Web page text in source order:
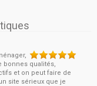
bonnes qualités,
et on peut faire de
site sérieux que je